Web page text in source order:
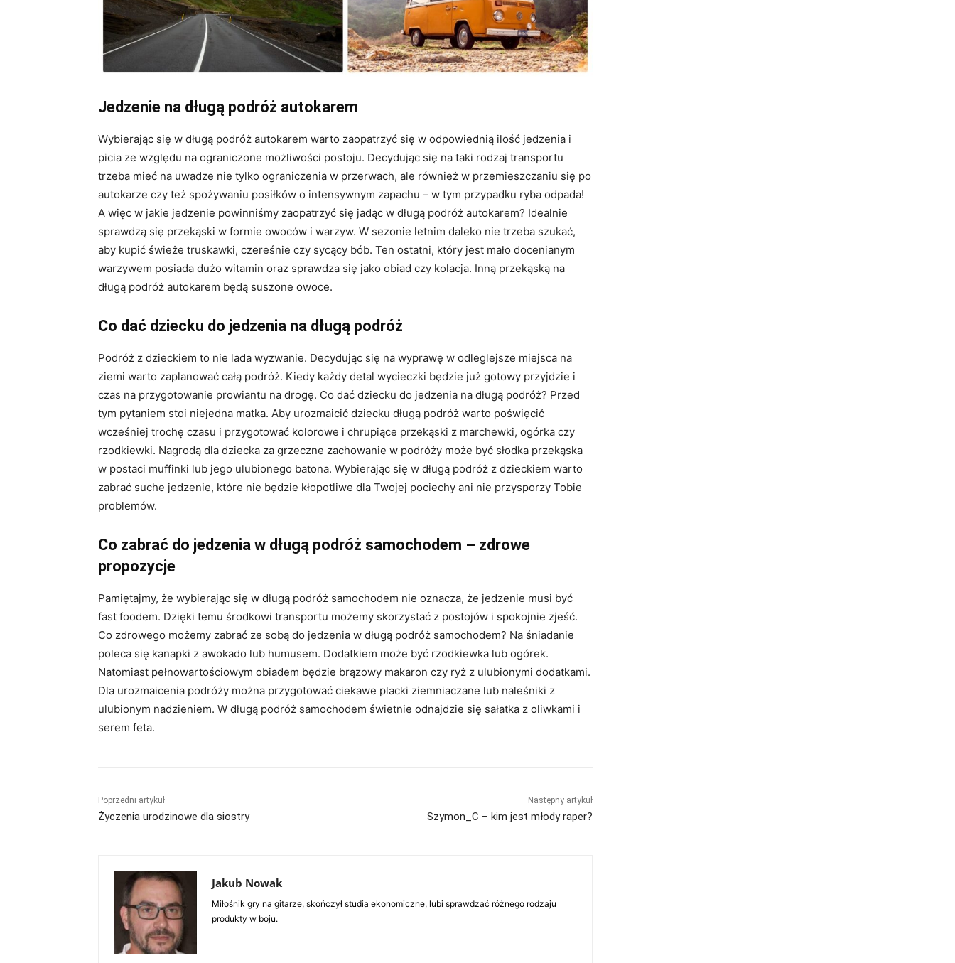
Jedzenie na długą podróż autokarem
Wybierając się w długą podróż autokarem warto zaopatrzyć się w odpowiednią ilość jedzenia i
picia ze względu na ograniczone możliwości postoju. Decydując się na taki rodzaj transportu
trzeba mieć na uwadze nie tylko ograniczenia w przerwach, ale również w przemieszczaniu się po
autokarze czy też spożywaniu posiłków o intensywnym zapachu – w tym przypadku ryba odpada!
A więc w jakie jedzenie powinniśmy zaopatrzyć się jadąc w długą podróż autokarem? Idealnie
sprawdzą się przekąski w formie owoców i warzyw. W sezonie letnim daleko nie trzeba szukać,
aby kupić świeże truskawki, czereśnie czy sycący bób. Ten ostatni, który jest mało docenianym
warzywem posiada dużo witamin oraz sprawdza się jako obiad czy kolacja. Inną przekąską na
długą podróż autokarem będą suszone owoce.
Co dać dziecku do jedzenia na długą podróż
Podróż z dzieckiem to nie lada wyzwanie. Decydując się na wyprawę w odleglejsze miejsca na
ziemi warto zaplanować całą podróż. Kiedy każdy detal wycieczki będzie już gotowy przyjdzie i
czas na przygotowanie prowiantu na drogę. Co dać dziecku do jedzenia na długą podróż? Przed
tym pytaniem stoi niejedna matka. Aby urozmaicić dziecku długą podróż warto poświęcić
wcześniej trochę czasu i przygotować kolorowe i chrupiące przekąski z marchewki, ogórka czy
rzodkiewki. Nagrodą dla dziecka za grzeczne zachowanie w podróży może być słodka przekąska
w postaci muffinki lub jego ulubionego batona. Wybierając się w długą podróż z dzieckiem warto
zabrać suche jedzenie, które nie będzie kłopotliwe dla Twojej pociechy ani nie przysporzy Tobie
problemów.
Co zabrać do jedzenia w długą podróż samochodem – zdrowe
propozycje
Pamiętajmy, że wybierając się w długą podróż samochodem nie oznacza, że jedzenie musi być
fast foodem. Dzięki temu środkowi transportu możemy skorzystać z postojów i spokojnie zjeść.
Co zdrowego możemy zabrać ze sobą do jedzenia w długą podróż samochodem? Na śniadanie
poleca się kanapki z awokado lub humusem. Dodatkiem może być rzodkiewka lub ogórek.
Natomiast pełnowartościowym obiadem będzie brązowy makaron czy ryż z ulubionymi dodatkami.
Dla urozmaicenia podróży można przygotować ciekawe placki ziemniaczane lub naleśniki z
ulubionym nadzieniem. W długą podróż samochodem świetnie odnajdzie się sałatka z oliwkami i
serem feta.
Poprzedni artykuł
Życzenia urodzinowe dla siostry
Następny artykuł
Szymon_C – kim jest młody raper?
Jakub Nowak
Miłośnik gry na gitarze, skończył studia ekonomiczne, lubi sprawdzać różnego rodzaju
produkty w boju.